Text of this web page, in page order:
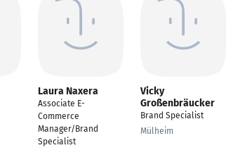
Laura Naxera
Associate E-
Commerce
Manager/Brand
Specialist
Vicky
Großenbräucker
Brand Specialist
Mülheim